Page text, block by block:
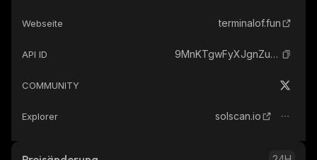
Webseite terminalof.fun
API ID 9MnKTgwFyXJgnZumHGT9NdHuzm98ACjkNwpLniLhpump_solana
COMMUNITY
Explorer solscan.io